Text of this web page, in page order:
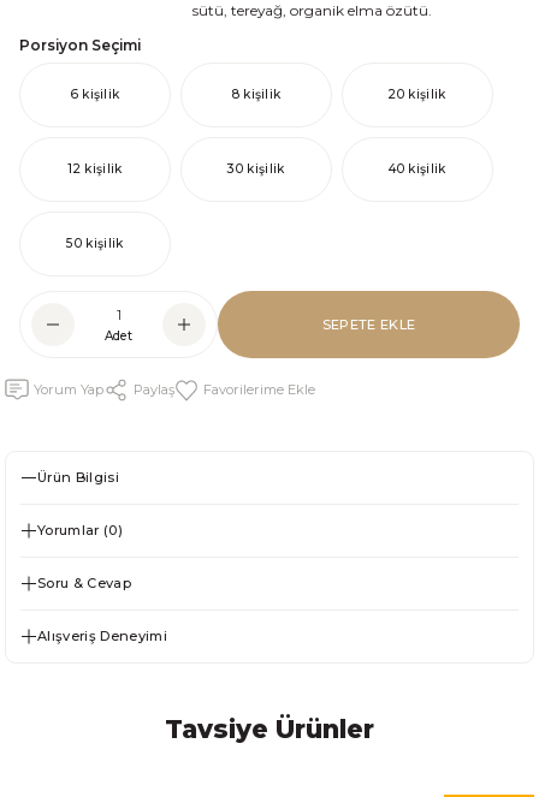
sütü, tereyağ, organik elma özütü.
Porsiyon Seçimi
6 kişilik 8 kişilik 20 kişilik
12 kişilik 30 kişilik 40 kişilik
50 kişilik
Adet
SEPETE EKLE
Yorum Yap Paylaş
Ürün Bilgisi
Yorumlar (0)
Soru & Cevap
Alışveriş Deneyimi
Tavsiye Ürünler